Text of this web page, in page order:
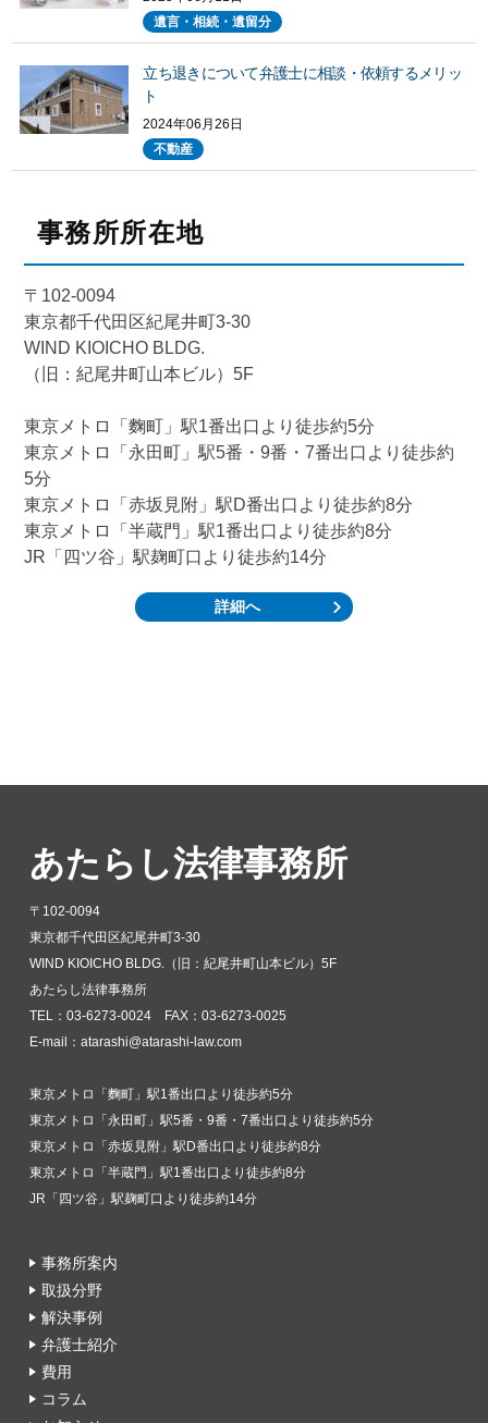
遺言・相続・遺留分
立ち退きについて弁護士に相談・依頼するメリッ
ト
2024年06月26日
不動産
事務所所在地
〒102-0094
東京都千代田区紀尾井町3-30
WIND KIOICHO BLDG.
（旧：紀尾井町山本ビル）5F
東京メトロ「麴町」駅1番出口より徒歩約5分
東京メトロ「永田町」駅5番・9番・7番出口より徒歩約
5分
東京メトロ「赤坂見附」駅D番出口より徒歩約8分
東京メトロ「半蔵門」駅1番出口より徒歩約8分
JR「四ツ谷」駅麹町口より徒歩約14分
詳細へ
あたらし法律事務所
〒102-0094
東京都千代田区紀尾井町3-30
WIND KIOICHO BLDG.（旧：紀尾井町山本ビル）5F
あたらし法律事務所
TEL：03-6273-0024 FAX：03-6273-0025
E-mail：atarashi@atarashi-law.com
東京メトロ「麴町」駅1番出口より徒歩約5分
東京メトロ「永田町」駅5番・9番・7番出口より徒歩約5分
東京メトロ「赤坂見附」駅D番出口より徒歩約8分
東京メトロ「半蔵門」駅1番出口より徒歩約8分
JR「四ツ谷」駅麹町口より徒歩約14分
事務所案内
取扱分野
解決事例
弁護士紹介
費用
コラム